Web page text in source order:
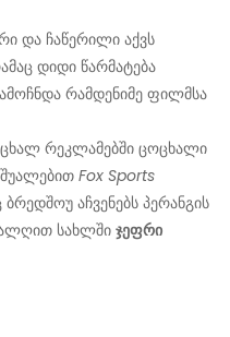
და ჩაწერილი აქვს
დიდი წარმატება
რამდენიმე ფილმსა
რეკლამებში ცოცხალი
Fox Sports
ბრედშოუ აჩვენებს პერანგის
სახლში ჯეფრი